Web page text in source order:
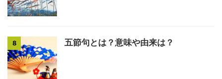
8 五節句とは？意味や由来は？